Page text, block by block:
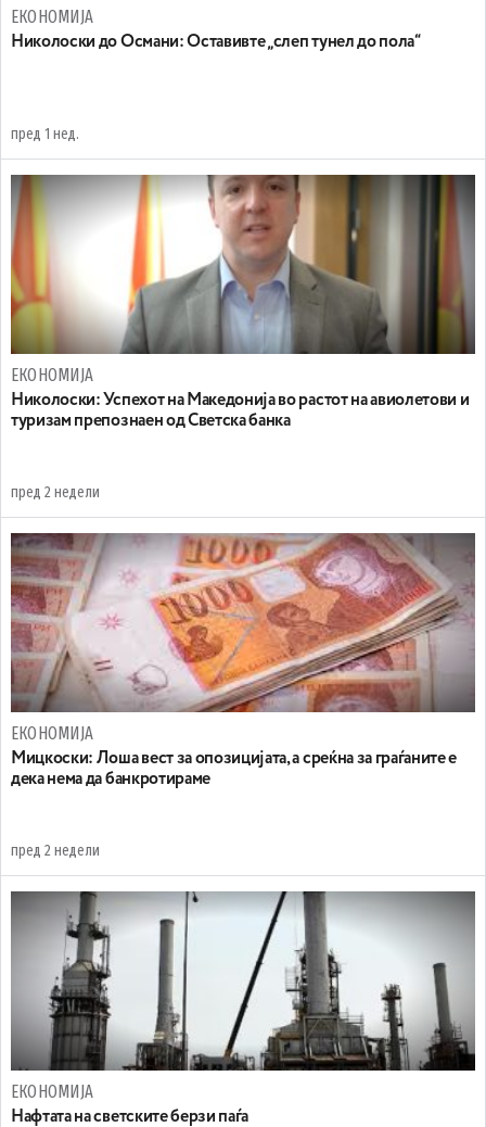
ЕКОНОМИЈА
Николоски до Османи: Oставивте „слеп тунел до пола“
пред 1 нед.
ЕКОНОМИЈА
Николоски: Успехот на Македонија во растот на авиолетови и
туризам препознаен од Светска банка
пред 2 недели
ЕКОНОМИЈА
Мицкоски: Лоша вест за опозицијата, а среќна за граѓаните е
дека нема да банкротираме
пред 2 недели
ЕКОНОМИЈА
Нафтата на светските берзи паѓа